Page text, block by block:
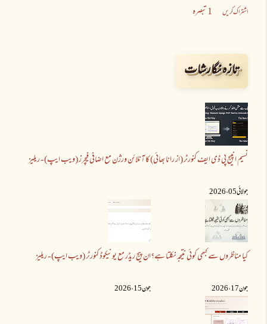
اشتراک کریں 1 تبصرہ
تازہ نگارشات
نسیم انپیج پی ڈی ایف کنورٹر (از رانا بھائی) کا آنلائن ورژن مع اضافی فیچرز (ویب ایپ) - ریلیز
جولائی 05 ،2026
کیا مناظروں سے کبھی کوئی نتیجہ نکلتا ہے؟
جون 17 ،2026
ان پیج ریڈر مع یونیکوڈ کنورٹر (ویب ایپ) - ریلیز
جون 15 ،2026